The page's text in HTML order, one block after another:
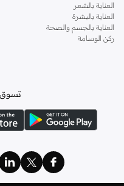
العناية بالشعر
العناية بالبشرة
العناية بالجسم والصحة
ركن الوسامة
تسوق